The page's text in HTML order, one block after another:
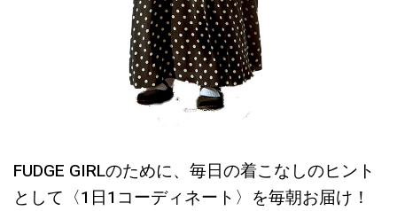
FUDGE GIRLのために、毎日の着こなしのヒント
として〈1日1コーディネート〉を毎朝お届け！